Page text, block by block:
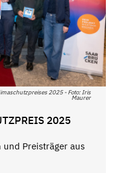
2025 - Foto: Iris
Maurer
2025
Preisträger aus